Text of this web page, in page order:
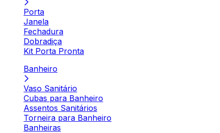
Porta
Janela
Fechadura
Dobradiça
Kit Porta Pronta
Banheiro
Vaso Sanitário
Cubas para Banheiro
Assentos Sanitários
Torneira para Banheiro
Banheiras